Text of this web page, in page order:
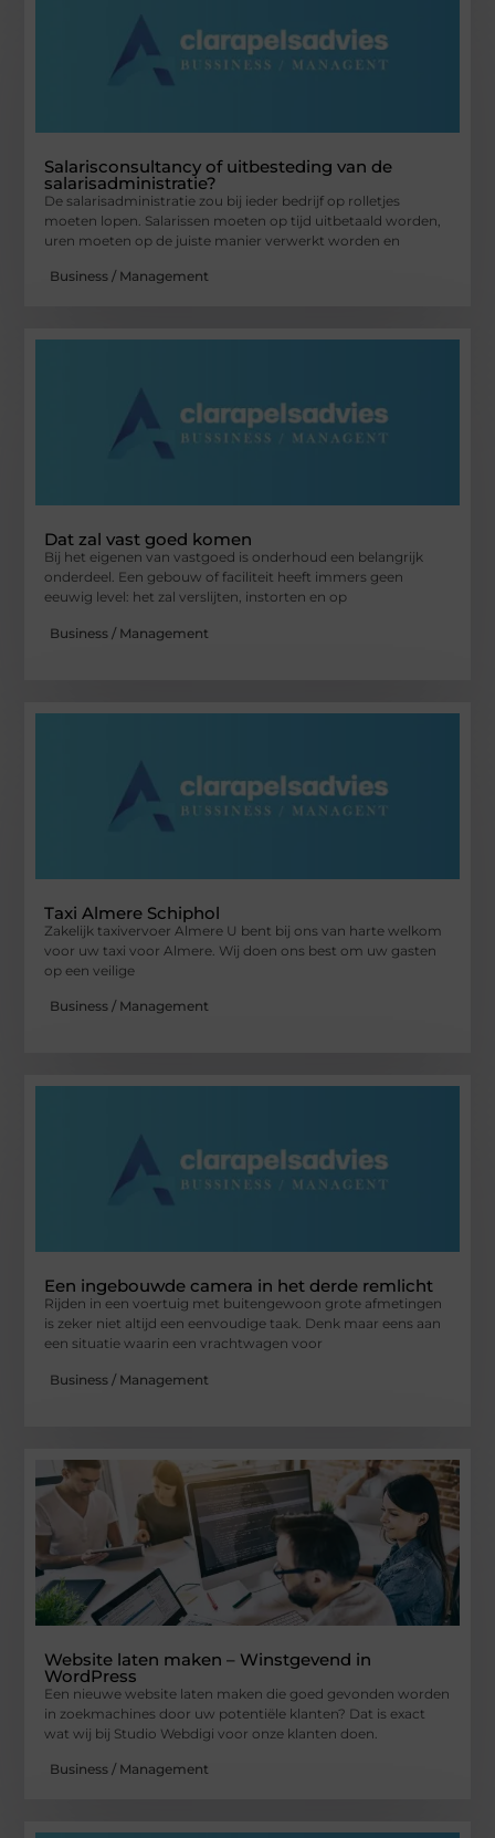
Salarisconsultancy of uitbesteding van de
salarisadministratie?
De salarisadministratie zou bij ieder bedrijf op rolletjes
moeten lopen. Salarissen moeten op tijd uitbetaald worden,
uren moeten op de juiste manier verwerkt worden en
Business / Management
Dat zal vast goed komen
Bij het eigenen van vastgoed is onderhoud een belangrijk
onderdeel. Een gebouw of faciliteit heeft immers geen
eeuwig level: het zal verslijten, instorten en op
Business / Management
Taxi Almere Schiphol
Zakelijk taxivervoer Almere U bent bij ons van harte welkom
voor uw taxi voor Almere. Wij doen ons best om uw gasten
op een veilige
Business / Management
Een ingebouwde camera in het derde remlicht
Rijden in een voertuig met buitengewoon grote afmetingen
is zeker niet altijd een eenvoudige taak. Denk maar eens aan
een situatie waarin een vrachtwagen voor
Business / Management
Website laten maken – Winstgevend in
WordPress
Een nieuwe website laten maken die goed gevonden worden
in zoekmachines door uw potentiële klanten? Dat is exact
wat wij bij Studio Webdigi voor onze klanten doen.
Business / Management